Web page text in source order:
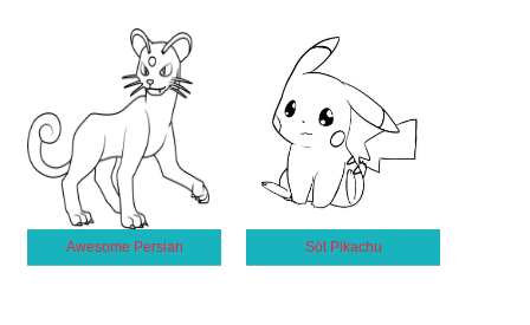
Awesome Persian Söt Pikachu